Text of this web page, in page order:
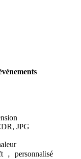
JPG
personnalisé